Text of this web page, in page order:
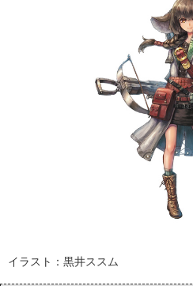
イラスト：黒井ススム